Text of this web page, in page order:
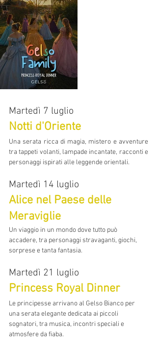
Martedì 7 luglio
Notti d'Oriente
Una serata ricca di magia, mistero e avventure
tra tappeti volanti, lampade incantate, racconti e
personaggi ispirati alle leggende orientali.
Martedì 14 luglio
Alice nel Paese delle
Meraviglie
Un viaggio in un mondo dove tutto può
accadere, tra personaggi stravaganti, giochi,
sorprese e tanta fantasia.
Martedì 21 luglio
Princess Royal Dinner
Le principesse arrivano al Gelso Bianco per
una serata elegante dedicata ai piccoli
sognatori, tra musica, incontri speciali e
atmosfere da fiaba.